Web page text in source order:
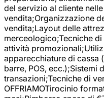
del servizio al cliente
vendita;Organizzazione
vendita;Layout delle
merceologico;Tecniche
attività
apparecchiature di cassa
barre, POS, ecc.);Sistemi
transazioni;Tecniche di
OFFRIAMOTirocinio